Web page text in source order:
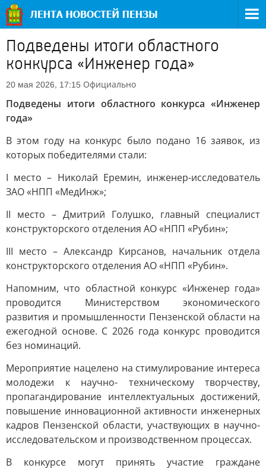
Подведены итоги областного
конкурса «Инженер года»
20 мая 2026, 17:15 Официально
Подведены итоги областного конкурса «Инженер
года»
В этом году на конкурс было подано 16 заявок, из
которых победителями стали:
I место – Николай Еремин, инженер-исследователь
ЗАО «НПП «МедИнж»;
II место – Дмитрий Голушко, главный специалист
конструкторского отделения АО «НПП «Рубин»;
III место – Александр Кирсанов, начальник отдела
конструкторского отделения АО «НПП «Рубин».
Напомним, что областной конкурс «Инженер года»
проводится Министерством экономического
развития и промышленности Пензенской области на
ежегодной основе. С 2026 года конкурс проводится
без номинаций.
Мероприятие нацелено на стимулирование интереса
молодежи к научно- техническому творчеству,
пропагандирование интеллектуальных достижений,
повышение инновационной активности инженерных
кадров Пензенской области, участвующих в научно-
исследовательском и производственном процессах.
В конкурсе могут принять участие граждане